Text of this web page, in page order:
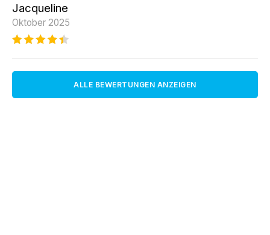
Jacqueline
Oktober 2025
ALLE BEWERTUNGEN ANZEIGEN